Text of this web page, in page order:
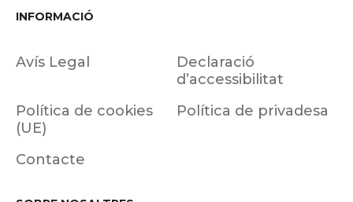
INFORMACIÓ
Avís Legal
Declaració
d’accessibilitat
Política de cookies
(UE)
Política de privadesa
Contacte